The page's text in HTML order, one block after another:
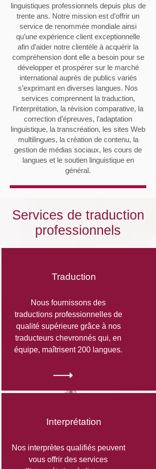
linguistiques professionnels depuis plus de
trente ans. Notre mission est d’offrir un
service de renommée mondiale ainsi
qu’une expérience client exceptionnelle
afin d’aider notre clientèle à acquérir la
compréhension dont elle a besoin pour se
développer et prospérer sur le marché
international auprès de publics variés
s’exprimant en diverses langues. Nos
services comprennent la traduction,
l’interprétation, la révision comparative, la
correction d’épreuves, l’adaptation
linguistique, la transcréation, les sites Web
multilingues, la création de contenu, la
gestion de médias sociaux, les cours de
langues et le soutien linguistique en
général.
Services de traduction
professionnels
Traduction
Nous fournissons des
traductions professionnelles de
qualité supérieure grâce à nos
traducteurs chevronnés qui, en
équipe, maîtrisent 200 langues.​
Interprétation
Nos interprètes qualifiés peuvent
vous offrir des services